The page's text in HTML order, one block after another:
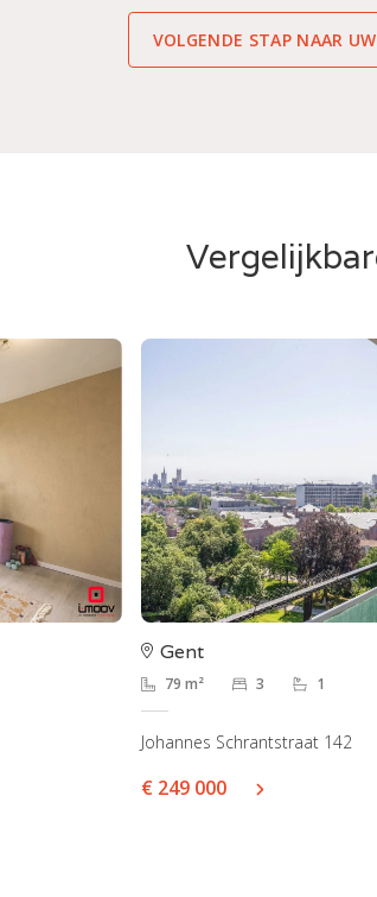
VOLGENDE STAP NAAR
Gent
79 m² 3 1
Johannes Schrantstraat 142
€ 249 000